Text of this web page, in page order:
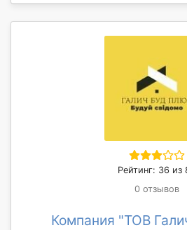
Рейтинг: 36 из
0 отзывов
Компания "ТОВ